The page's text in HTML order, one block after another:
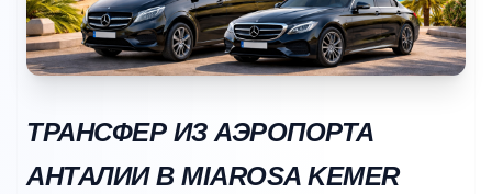
ТРАНСФЕР ИЗ АЭРОПОРТА
АНТАЛИИ В MIAROSA KEMER